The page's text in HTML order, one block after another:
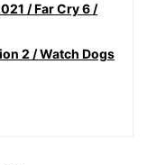
/ Far Cry 6 /
2 / Watch Dogs